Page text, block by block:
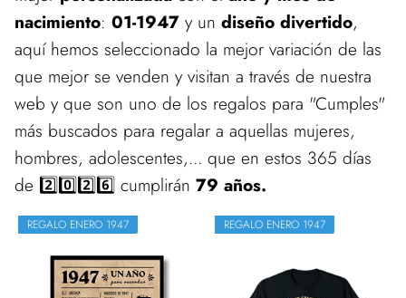
nacimiento: 01-1947 y un diseño divertido,
aquí hemos seleccionado la mejor variación de las
que mejor se venden y visitan a través de nuestra
web y que son uno de los regalos para "Cumples"
más buscados para regalar a aquellas mujeres,
hombres, adolescentes,... que en estos 365 días
de 2️⃣0️⃣2️⃣6️⃣ cumplirán 79 años.
REGALO ENERO 1947 REGALO ENERO 1947